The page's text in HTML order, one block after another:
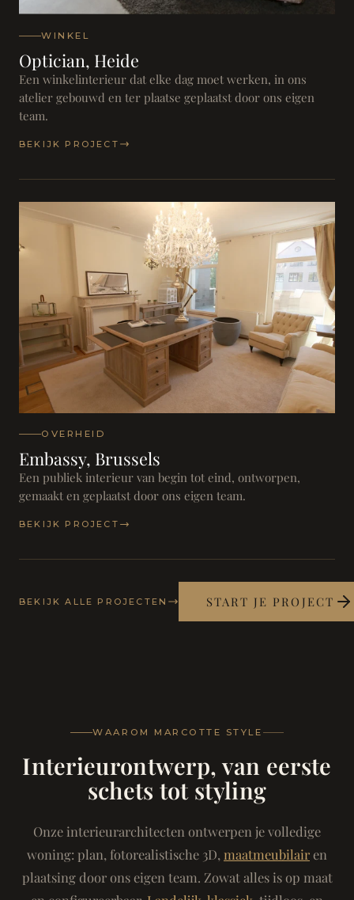
WINKEL
Optician, Heide
Een winkelinterieur dat elke dag moet werken, in ons
atelier gebouwd en ter plaatse geplaatst door ons eigen
team.
BEKIJK PROJECT
OVERHEID
Embassy, Brussels
Een publiek interieur van begin tot eind, ontworpen,
gemaakt en geplaatst door ons eigen team.
BEKIJK PROJECT
BEKIJK ALLE PROJECTEN START JE PROJECT
WAAROM MARCOTTE STYLE
Interieurontwerp, van eerste
schets tot styling
Onze interieurarchitecten ontwerpen je volledige
woning: plan, fotorealistische 3D, maatmeubilairen
plaatsing door ons eigen team. Zowat alles is op maat